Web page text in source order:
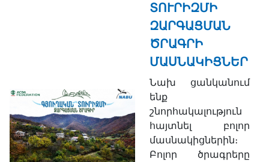
ՏՈՒՐԻԶՄԻ
ԶԱՐԳԱՑՄԱՆ
ԾՐԱԳՐԻ
ՄԱՍՆԱԿԻՑՆԵՐ
Նախ ցանկանում
ենք
շնորհակալություն
հայտնել բոլոր
մասնակիցներին։
Բոլոր ծրագրերը